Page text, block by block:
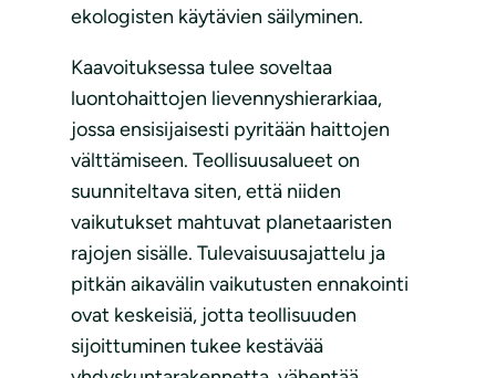
ekologisten käytävien säilyminen.
Kaavoituksessa tulee soveltaa
luontohaittojen lievennyshierarkiaa,
jossa ensisijaisesti pyritään haittojen
välttämiseen. Teollisuusalueet on
suunniteltava siten, että niiden
vaikutukset mahtuvat planetaaristen
rajojen sisälle. Tulevaisuusajattelu ja
pitkän aikavälin vaikutusten ennakointi
ovat keskeisiä, jotta teollisuuden
sijoittuminen tukee kestävää